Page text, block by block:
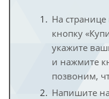
На
кнопку
укажите
и нажмите
позвоним,
Напишите